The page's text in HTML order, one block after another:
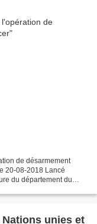
de désarmement
20-08-2018 Lancé
du département du
Nations unies et